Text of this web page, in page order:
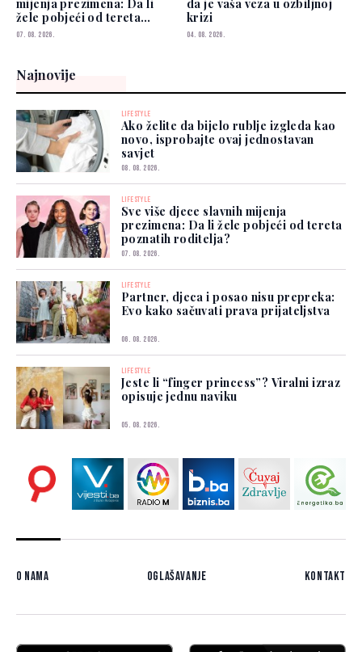
mijenja prezimena: Da li
žele pobjeći od tereta
poznatih roditelja?
07. 08. 2026.
da je vaša veza u ozbiljnoj
krizi
04. 08. 2026.
Najnovije
LIFESTYLE
Ako želite da bijelo rublje izgleda kao
novo, isprobajte ovaj jednostavan
savjet
08. 08. 2026.
LIFESTYLE
Sve više djece slavnih mijenja
prezimena: Da li žele pobjeći od tereta
poznatih roditelja?
07. 08. 2026.
LIFESTYLE
Partner, djeca i posao nisu prepreka:
Evo kako sačuvati prava prijateljstva
06. 08. 2026.
LIFESTYLE
Jeste li “finger princess”? Viralni izraz
opisuje jednu naviku
05. 08. 2026.
O nama Oglašavanje Kontakt